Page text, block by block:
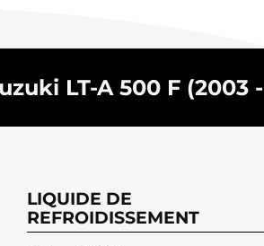
LT-A 500 F (2003
LIQUIDE DE
REFROIDISSEMENT